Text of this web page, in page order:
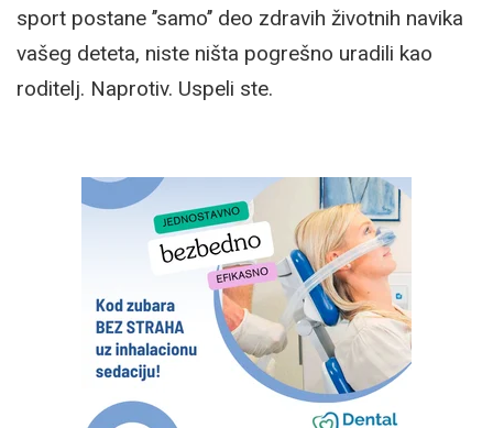
sport postane ’’samo’’ deo zdravih životnih navika
vašeg deteta, niste ništa pogrešno uradili kao
roditelj. Naprotiv. Uspeli ste.